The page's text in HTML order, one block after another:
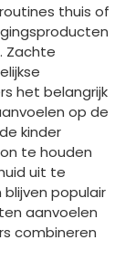
thuis of
Zachte
het belangrijk
op de
kinder
te houden
uit te
populair
aanvoelen
combineren